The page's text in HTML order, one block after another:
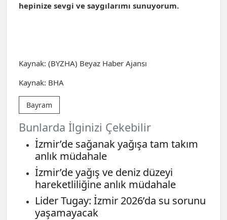
hepinize sevgi ve saygılarımı sunuyorum.
Kaynak: (BYZHA) Beyaz Haber Ajansı
Kaynak: BHA
Bayram
Bunlarda İlginizi Çekebilir
İzmir’de sağanak yağışa tam takım
anlık müdahale
İzmir’de yağış ve deniz düzeyi
hareketliliğine anlık müdahale
Lider Tugay: İzmir 2026’da su sorunu
yaşamayacak